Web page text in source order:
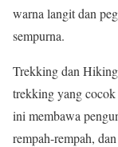
warna langit dan
sempurna.
Trekking dan
trekking yang
ini membawa
rempah-rempah,